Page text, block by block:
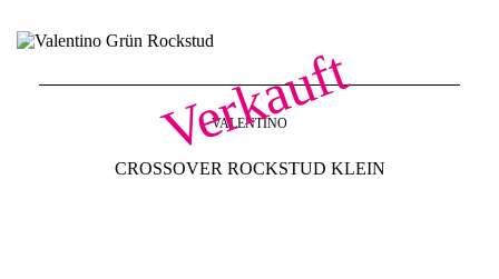
Verkauft
VALENTINO
CROSSOVER ROCKSTUD KLEIN